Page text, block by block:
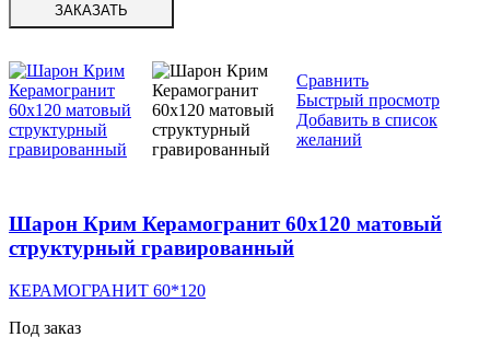
ЗАКАЗАТЬ
Сравнить
Быстрый просмотр
Добавить в список
желаний
Шарон Крим Керамогранит 60х120 матовый
структурный гравированный
КЕРАМОГРАНИТ 60*120
Под заказ